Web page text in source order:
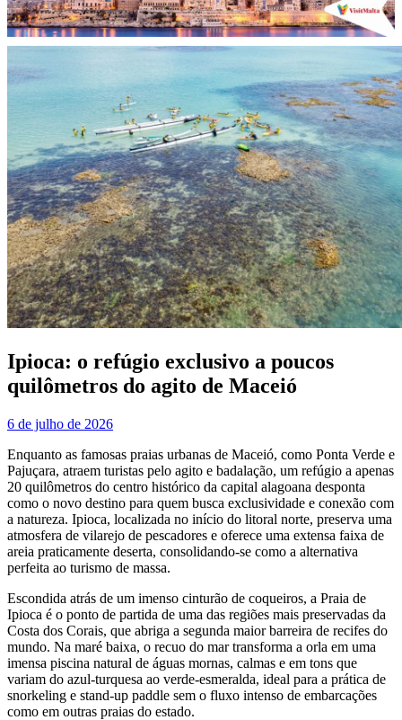
Ipioca: o refúgio exclusivo a poucos
quilômetros do agito de Maceió
6 de julho de 2026
Enquanto as famosas praias urbanas de Maceió, como Ponta Verde e
Pajuçara, atraem turistas pelo agito e badalação, um refúgio a apenas
20 quilômetros do centro histórico da capital alagoana desponta
como o novo destino para quem busca exclusividade e conexão com
a natureza. Ipioca, localizada no início do litoral norte, preserva uma
atmosfera de vilarejo de pescadores e oferece uma extensa faixa de
areia praticamente deserta, consolidando-se como a alternativa
perfeita ao turismo de massa.
Escondida atrás de um imenso cinturão de coqueiros, a Praia de
Ipioca é o ponto de partida de uma das regiões mais preservadas da
Costa dos Corais, que abriga a segunda maior barreira de recifes do
mundo. Na maré baixa, o recuo do mar transforma a orla em uma
imensa piscina natural de águas mornas, calmas e em tons que
variam do azul-turquesa ao verde-esmeralda, ideal para a prática de
snorkeling e stand-up paddle sem o fluxo intenso de embarcações
como em outras praias do estado.